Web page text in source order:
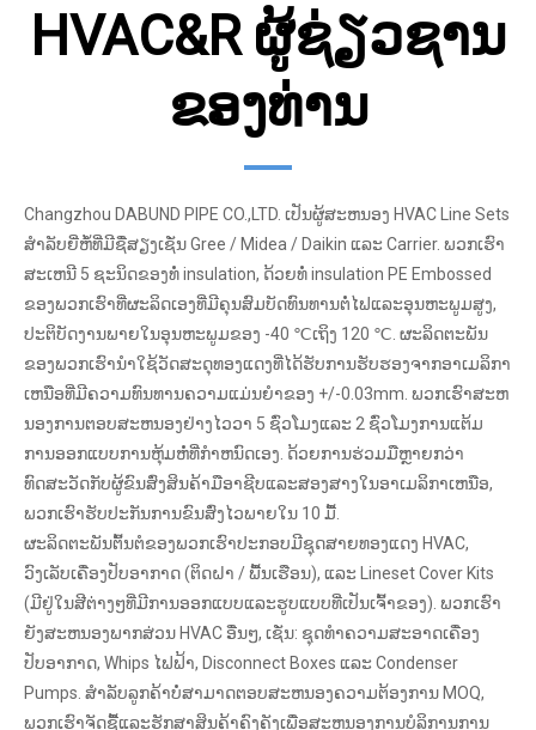
HVAC&R ຜູ້ຊ່ຽວຊານ
ຂອງທ່ານ
Changzhou DABUND PIPE CO.,LTD. ເປັນຜູ້ສະຫນອງ HVAC Line Sets
ສໍາລັບຍີ່ຫໍ້ທີ່ມີຊື່ສຽງເຊັ່ນ Gree / Midea / Daikin ແລະ Carrier. ພວກເຮົາ
ສະເຫນີ 5 ຊະນິດຂອງທໍ່ insulation, ດ້ວຍທໍ່ insulation PE Embossed
ຂອງພວກເຮົາທີ່ຜະລິດເອງທີ່ມີຄຸນສົມບັດທົນທານຕໍ່ໄຟແລະອຸນຫະພູມສູງ,
ປະຕິບັດງານພາຍໃນອຸນຫະພູມຂອງ -40 ℃ເຖິງ 120 ℃. ຜະລິດຕະພັນ
ຂອງພວກເຮົານໍາໃຊ້ວັດສະດຸທອງແດງທີ່ໄດ້ຮັບການຮັບຮອງຈາກອາເມລິກາ
ເຫນືອທີ່ມີຄວາມທົນທານຄວາມແມ່ນຍໍາຂອງ +/-0.03mm. ພວກເຮົາສະຫ
ນອງການຕອບສະຫນອງຢ່າງໄວວາ 5 ຊົ່ວໂມງແລະ 2 ຊົ່ວໂມງການແຕ້ມ
ການອອກແບບການຫຸ້ມຫໍ່ທີ່ກໍາຫນົດເອງ. ດ້ວຍການຮ່ວມມືຫຼາຍກວ່າ
ທົດສະວັດກັບຜູ້ຂົນສົ່ງສິນຄ້າມືອາຊີບແລະສອງສາງໃນອາເມລິກາເຫນືອ,
ພວກເຮົາຮັບປະກັນການຂົນສົ່ງໄວພາຍໃນ 10 ມື້.
ຜະລິດຕະພັນຕົ້ນຕໍຂອງພວກເຮົາປະກອບມີຊຸດສາຍທອງແດງ HVAC,
ວົງເລັບເຄື່ອງປັບອາກາດ (ຕິດຝາ / ພື້ນເຮືອນ), ແລະ Lineset Cover Kits
(ມີຢູ່ໃນສີຕ່າງໆທີ່ມີການອອກແບບແລະຮູບແບບທີ່ເປັນເຈົ້າຂອງ). ພວກເຮົາ
ຍັງສະຫນອງພາກສ່ວນ HVAC ອື່ນໆ, ເຊັ່ນ: ຊຸດທໍາຄວາມສະອາດເຄື່ອງ
ປັບອາກາດ, Whips ໄຟຟ້າ, Disconnect Boxes ແລະ Condenser
Pumps. ສໍາລັບລູກຄ້າບໍ່ສາມາດຕອບສະຫນອງຄວາມຕ້ອງການ MOQ,
ພວກເຮົາຈັດຊື້ແລະຮັກສາສິນຄ້າຄົງຄັງເພື່ອສະຫນອງການບໍລິການການ